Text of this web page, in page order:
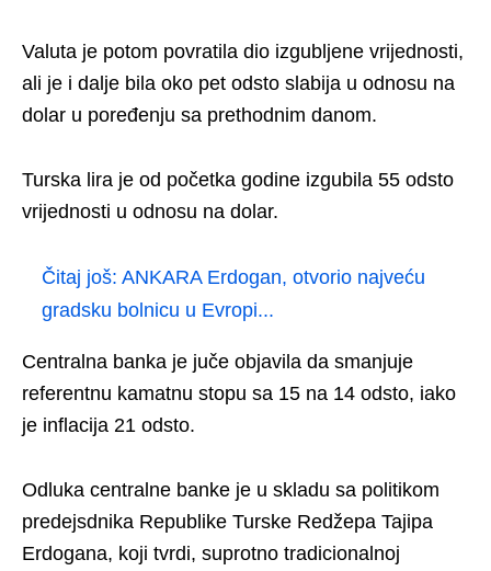
Valuta je potom povratila dio izgubljene vrijednosti,
ali je i dalje bila oko pet odsto slabija u odnosu na
dolar u poređenju sa prethodnim danom.
Turska lira je od početka godine izgubila 55 odsto
vrijednosti u odnosu na dolar.
Čitaj još: ANKARA Erdogan, otvorio najveću
gradsku bolnicu u Evropi...
Centralna banka je juče objavila da smanjuje
referentnu kamatnu stopu sa 15 na 14 odsto, iako
je inflacija 21 odsto.
Odluka centralne banke je u skladu sa politikom
predejsdnika Republike Turske Redžepa Tajipa
Erdogana, koji tvrdi, suprotno tradicionalnoj